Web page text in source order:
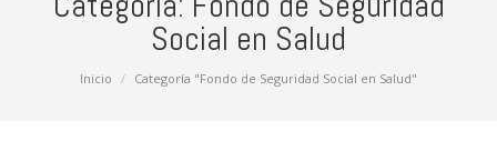
Social en Salud
Estás aquí:
Inicio Categoría "Fondo de Seguridad Social en Salud"